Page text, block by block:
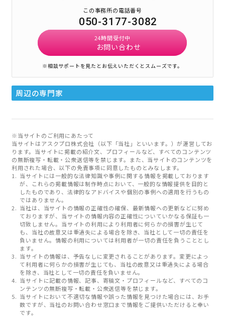
この事務所の電話番号
050-3177-3082
24時間受付中
お問い合わせ
※相談サポートを見たとお伝えいただくとスムーズです。
周辺の専門家
※当サイトのご利用にあたって
当サイトはアスクプロ株式会社（以下「当社」といいます。）が運営してお
ります。当サイトに掲載の紹介文、プロフィールなど、すべてのコンテンツ
の無断複写・転載・公衆送信等を禁じます。また、当サイトのコンテンツを
利用された場合、以下の免責事項に同意したものとみなします。
当サイトには一般的な法律知識や事例に関する情報を掲載しております
が、これらの掲載情報は制作時点において、一般的な情報提供を目的と
したものであり、法律的なアドバイスや個別の事例への適用を行うもの
ではありません。
当社は、当サイトの情報の正確性の確保、最新情報への更新などに努め
ておりますが、当サイトの情報内容の正確性についていかなる保証も一
切致しません。当サイトの利用により利用者に何らかの損害が生じて
も、当社の故意又は重過失による場合を除き、当社として一切の責任を
負いません。情報の利用については利用者が一切の責任を負うこととし
ます。
当サイトの情報は、予告なしに変更されることがあります。変更によっ
て利用者に何らかの損害が生じても、当社の故意又は重過失による場合
を除き、当社として一切の責任を負いません。
当サイトに記載の情報、記事、寄稿文・プロフィールなど、すべてのコ
ンテンツの無断複写・転載・公衆送信等を禁じます。
当サイトにおいて不適切な情報や誤った情報を見つけた場合には、お手
数ですが、当社のお問い合わせ窓口まで情報をご提供いただけると幸い
です。